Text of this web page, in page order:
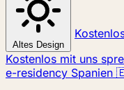
Altes Design
Kostenlos mit uns
e-residency Spanien